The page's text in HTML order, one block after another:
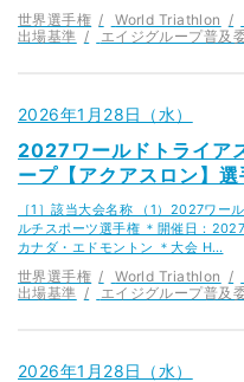
世界選手権 World Triathlon
出場基準
エイジグループ普及
2026年1月28日（水）
2027ワールドトライア
ープ【アクアスロン】
［1］該当大会名称 （1）2027ワー
ルチスポーツ選手権 ＊開催日：
カナダ・エドモントン ＊大会 H…
世界選手権 World Triathlon
出場基準
エイジグループ普及
2026年1月28日（水）